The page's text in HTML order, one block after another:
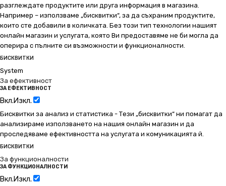
разглеждате продуктите или друга информация в магазина.
Например – използваме „бисквитки“, за да съхраним продуктите,
които сте добавили в количката. Без този тип технологии нашият
онлайн магазин и услугата, която Ви предоставяме не би могла да
оперира с пълните си възможности и функционалности.
БИСКВИТКИ
System
За ефективност
ЗА ЕФЕКТИВНОСТ
Вкл.Изкл.
Бисквитки за анализ и статистика - Тези „бисквитки“ ни помагат да
анализираме използването на нашия онлайн магазин и да
проследяваме ефективността на услугата и комуникацията й.
БИСКВИТКИ
За функционалности
ЗА ФУНКЦИОНАЛНОСТИ
Вкл.Изкл.